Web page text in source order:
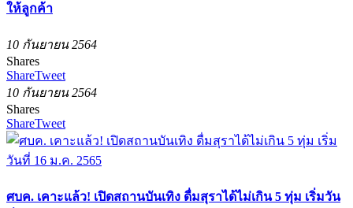
ให้ลูกค้า
10 กันยายน 2564
Shares
ShareTweet
10 กันยายน 2564
Shares
ShareTweet
ศบค. เคาะแล้ว! เปิดสถานบันเทิง ดื่มสุราได้ไม่เกิน 5 ทุ่ม เริ่มวัน